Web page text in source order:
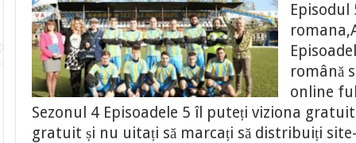
română
online
Sezonul 4 Episoadele 5 îl puteți viziona
gratuit și nu uitați să marcați să distribuiți